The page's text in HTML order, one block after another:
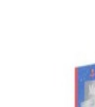
Livre d'objets